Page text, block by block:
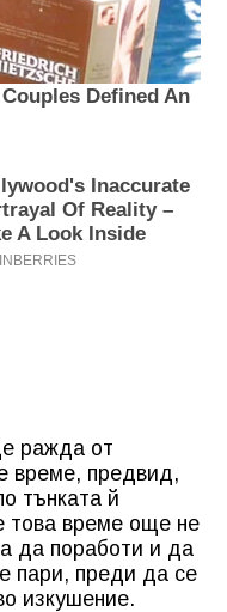
ражда от
време, предвид,
тънката й
това време още не
да поработи и да
пари, преди да се
изкушение.